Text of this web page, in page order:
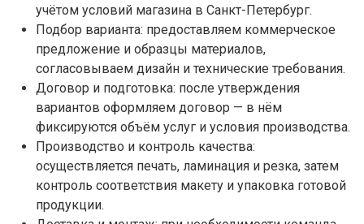
учётом условий магазина в Санкт-Петербург.
Подбор варианта: предоставляем коммерческое
предложение и образцы материалов,
согласовываем дизайн и технические требования.
Договор и подготовка: после утверждения
вариантов оформляем договор — в нём
фиксируются объём услуг и условия производства.
Производство и контроль качества:
осуществляется печать, ламинация и резка, затем
контроль соответствия макету и упаковка готовой
продукции.